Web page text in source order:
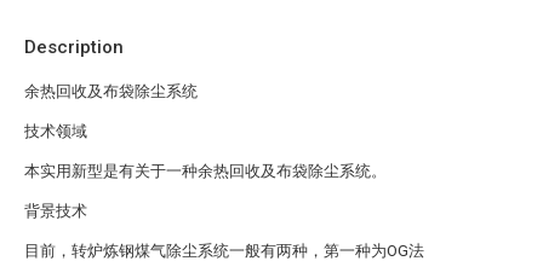
Description
余热回收及布袋除尘系统
技术领域
本实用新型是有关于一种余热回收及布袋除尘系统。
背景技术
目前，转炉炼钢煤气除尘系统一般有两种，第一种为OG法